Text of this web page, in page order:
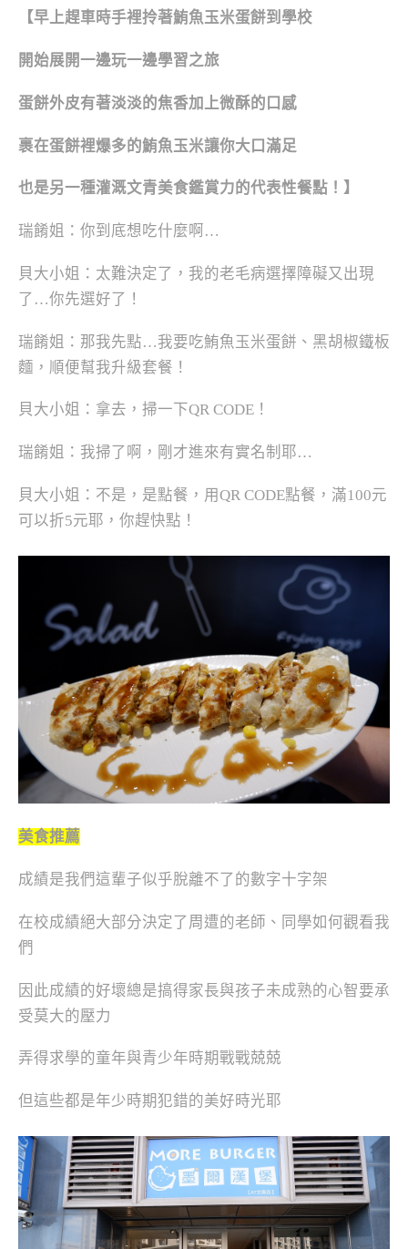
【早上趕車時手裡拎著鮪魚玉米蛋餅到學校
開始展開一邊玩一邊學習之旅
蛋餅外皮有著淡淡的焦香加上微酥的口感
裹在蛋餅裡爆多的鮪魚玉米讓你大口滿足
也是另一種灌溉文青美食鑑賞力的代表性餐點！】
瑞餚姐：你到底想吃什麼啊…
貝大小姐：太難決定了，我的老毛病選擇障礙又出現
了…你先選好了！
瑞餚姐：那我先點…我要吃鮪魚玉米蛋餅、黑胡椒鐵板
麵，順便幫我升級套餐！
貝大小姐：拿去，掃一下QR CODE！
瑞餚姐：我掃了啊，剛才進來有實名制耶…
貝大小姐：不是，是點餐，用QR CODE點餐，滿100元
可以折5元耶，你趕快點！
美食推薦
成績是我們這輩子似乎脫離不了的數字十字架
在校成績絕大部分決定了周遭的老師、同學如何觀看我
們
因此成績的好壞總是搞得家長與孩子未成熟的心智要承
受莫大的壓力
弄得求學的童年與青少年時期戰戰兢兢
但這些都是年少時期犯錯的美好時光耶